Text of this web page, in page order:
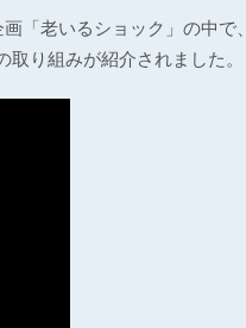
「老いるショック」の中で、
り組みが紹介されました。